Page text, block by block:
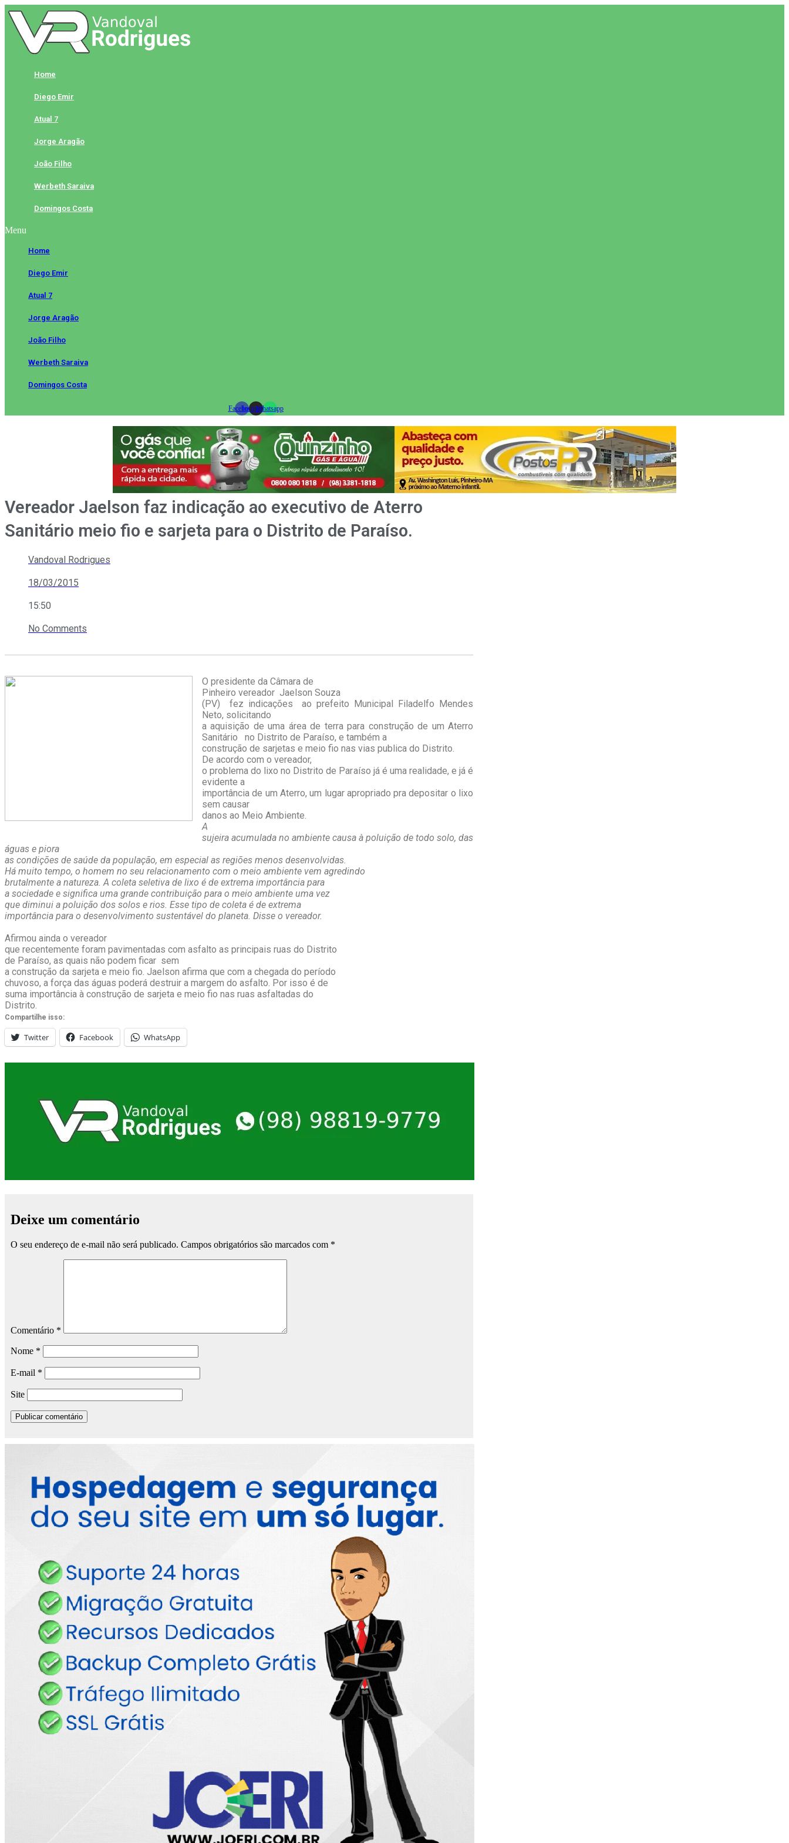
Skip
to
content
Home
Diego Emir
Atual 7
Jorge Aragão
João Filho
Werbeth Saraiva
Domingos Costa
Menu
Home
Diego Emir
Atual 7
Jorge Aragão
João Filho
Werbeth Saraiva
Domingos Costa
FacebookInstagramWhatsapp
Vereador Jaelson faz indicação ao executivo de Aterro
Sanitário meio fio e sarjeta para o Distrito de Paraíso.
Vandoval Rodrigues
18/03/2015
15:50
No Comments
O presidente da Câmara de
Pinheiro vereador Jaelson Souza
(PV) fez indicações ao prefeito Municipal Filadelfo Mendes
Neto, solicitando
a aquisição de uma área de terra para construção de um Aterro
Sanitário no Distrito de Paraíso, e também a
construção de sarjetas e meio fio nas vias publica do Distrito.
De acordo com o vereador,
o problema do lixo no Distrito de Paraíso já é uma realidade, e já é
evidente a
importância de um Aterro, um lugar apropriado pra depositar o lixo
sem causar
danos ao Meio Ambiente.
A
sujeira acumulada no ambiente causa à poluição de todo solo, das
águas e piora
as condições de saúde da população, em especial as regiões menos desenvolvidas.
Há muito tempo, o homem no seu relacionamento com o meio ambiente vem agredindo
brutalmente a natureza. A coleta seletiva de lixo é de extrema importância para
a sociedade e significa uma grande contribuição para o meio ambiente uma vez
que diminui a poluição dos solos e rios. Esse tipo de coleta é de extrema
importância para o desenvolvimento sustentável do planeta. Disse o vereador.
Afirmou ainda o vereador
que recentemente foram pavimentadas com asfalto as principais ruas do Distrito
de Paraíso, as quais não podem ficar sem
a construção da sarjeta e meio fio. Jaelson afirma que com a chegada do período
chuvoso, a força das águas poderá destruir a margem do asfalto. Por isso é de
suma importância à construção de sarjeta e meio fio nas ruas asfaltadas do
Distrito.
Compartilhe isso:
Twitter Facebook WhatsApp
Deixe um comentário
O seu endereço de e-mail não será publicado. Campos obrigatórios são marcados com *
Comentário *
Nome *
E-mail *
Site